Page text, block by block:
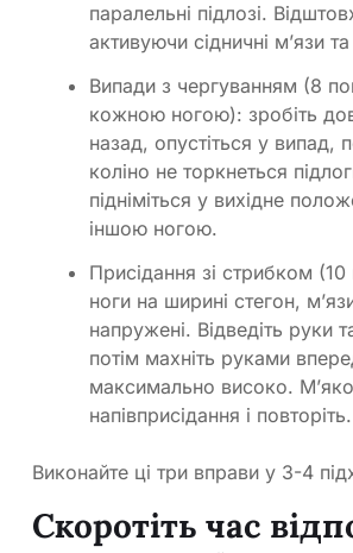
паралельні підлозі.
активуючи сідничні м’язи
Випади з чергуванням (8
кожною ногою): зробіть
назад, опустіться у випад,
коліно не торкнеться
підніміться у вихідне
іншою ногою.
Присідання зі стрибком
ноги на ширині стегон,
напружені. Відведіть руки
потім махніть руками
максимально високо.
напівприсідання і повторіть.
Виконайте ці три вправи у 3-4
Скоротіть час